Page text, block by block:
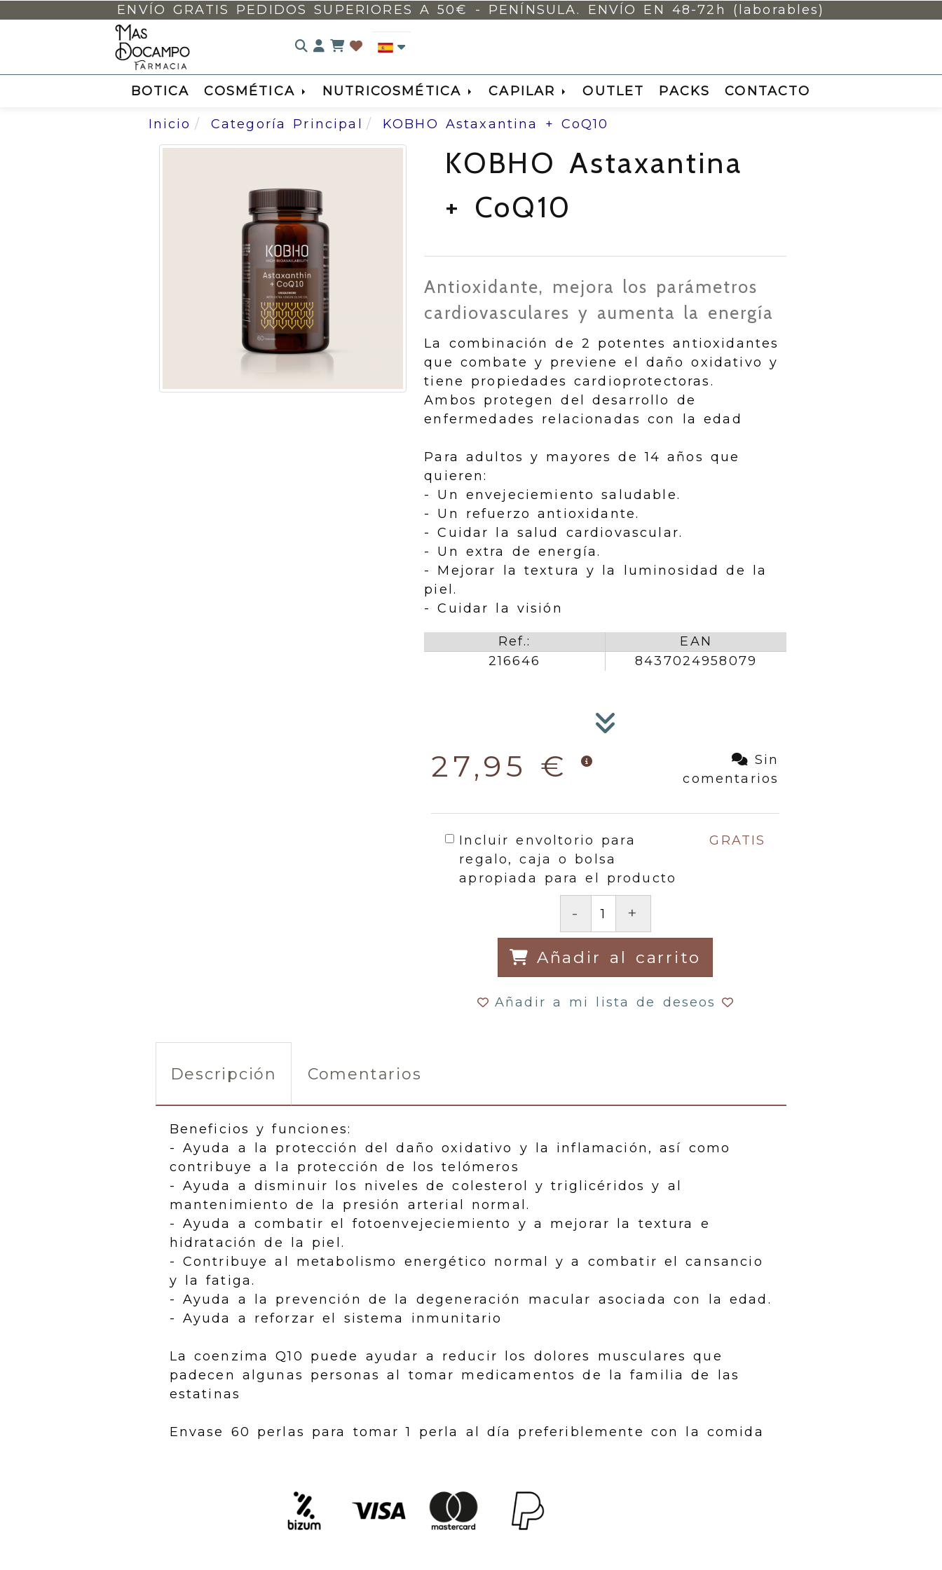
ENVÍO GRATIS PEDIDOS SUPERIORES A 50€ - PENÍNSULA. ENVÍO EN 48-72h (laborables)
Identifícate
BOTICA COSMÉTICA NUTRICOSMÉTICA CAPILAR OUTLET PACKS CONTACTO
Inicio Categoría Principal KOBHO Astaxantina + CoQ10
KOBHO Astaxantina
+ CoQ10
Antioxidante, mejora los parámetros
cardiovasculares y aumenta la energía
La combinación de 2 potentes antioxidantes
que combate y previene el daño oxidativo y
tiene propiedades cardioprotectoras.
Ambos protegen del desarrollo de
enfermedades relacionadas con la edad
Para adultos y mayores de 14 años que
quieren:
- Un envejeciemiento saludable.
- Un refuerzo antioxidante.
- Cuidar la salud cardiovascular.
- Un extra de energía.
- Mejorar la textura y la luminosidad de la
piel.
- Cuidar la visión
Ref.:
216646
EAN
8437024958079
27,95 €
Sin
comentarios
Incluir envoltorio para
regalo, caja o bolsa
apropiada para el producto
GRATIS
- +
Añadir al carrito
Añadir a mi lista de deseos
Descripción Comentarios
Beneficios y funciones:
- Ayuda a la protección del daño oxidativo y la inflamación, así como
contribuye a la protección de los telómeros
- Ayuda a disminuir los niveles de colesterol y triglicéridos y al
mantenimiento de la presión arterial normal.
- Ayuda a combatir el fotoenvejeciemiento y a mejorar la textura e
hidratación de la piel.
- Contribuye al metabolismo energético normal y a combatir el cansancio
y la fatiga.
- Ayuda a la prevención de la degeneración macular asociada con la edad.
- Ayuda a reforzar el sistema inmunitario
La coenzima Q10 puede ayudar a reducir los dolores musculares que
padecen algunas personas al tomar medicamentos de la familia de las
estatinas
Envase 60 perlas para tomar 1 perla al día preferiblemente con la comida